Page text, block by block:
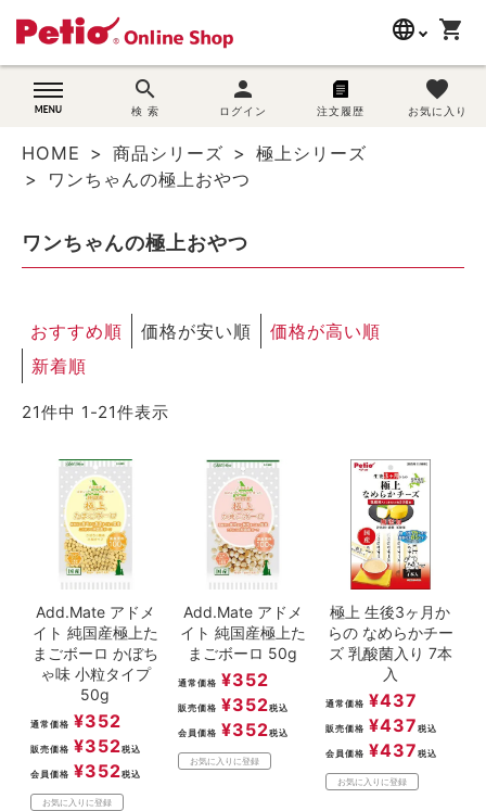
language
wovn-lang-name
shopping_cart
search
検 索
person
ログイン 注文履歴
favorite
お気に入り
search
猫用品
目的別に探す
ACCOUNT MENU
ようこそ ゲスト 様
person
HOME 商品シリーズ
極上シリーズ
ワンちゃんの極上おやつ
ワンちゃんの極上おやつ
おすすめ順 価格が安い順
価格が高い順
新着順
21件中 1 -21件表示
Add.Mate アドメ
イト 純国産極上た
まごボーロ かぼち
ゃ味 小粒タイプ
50g
通常価格 ¥352
販売価格 ¥352税込
会員価格 ¥352税込
お気に入りに登録
Add.Mate アドメ
イト 純国産極上た
まごボーロ 50g
通常価格 ¥352
販売価格 ¥352税込
会員価格 ¥352税込
お気に入りに登録
極上 生後3ヶ月か
らの なめらかチー
ズ 乳酸菌入り 7本
入
通常価格 ¥437
販売価格 ¥437 税込
会員価格 ¥437 税込
お気に入りに登録